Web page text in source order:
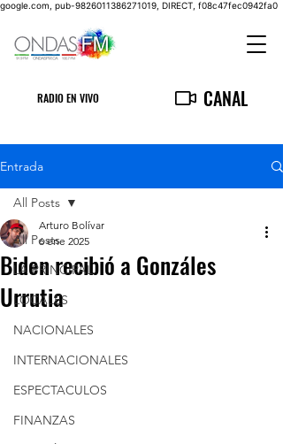
google.com, pub-9826011386271019, DIRECT, f08c47fec0942fa0
RADIO EN VIVO CANAL
Entrada
All Posts
LA PRINCIPAL
LOCALES
NACIONALES
INTERNACIONALES
ESPECTACULOS
FINANZAS
All Posts
Biden recibió a Gonzáles
Urrutia
Arturo Bolívar
6 ene 2025